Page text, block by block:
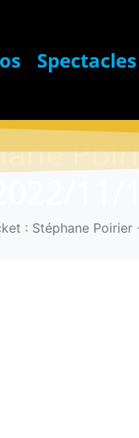
Spectacles
11/11
: Stéphane Poirier